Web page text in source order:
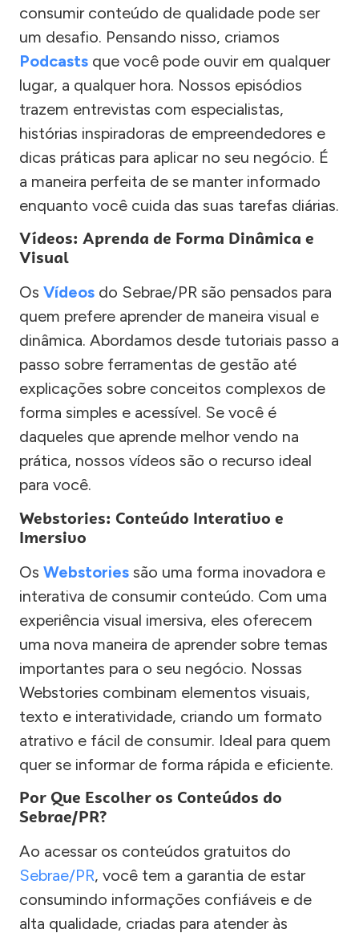
consumir conteúdo de qualidade pode ser
um desafio. Pensando nisso, criamos
Podcasts que você pode ouvir em qualquer
lugar, a qualquer hora. Nossos episódios
trazem entrevistas com especialistas,
histórias inspiradoras de empreendedores e
dicas práticas para aplicar no seu negócio. É
a maneira perfeita de se manter informado
enquanto você cuida das suas tarefas diárias.
Vídeos: Aprenda de Forma Dinâmica e
Visual
Os Vídeos do Sebrae/PR são pensados para
quem prefere aprender de maneira visual e
dinâmica. Abordamos desde tutoriais passo a
passo sobre ferramentas de gestão até
explicações sobre conceitos complexos de
forma simples e acessível. Se você é
daqueles que aprende melhor vendo na
prática, nossos vídeos são o recurso ideal
para você.
Webstories: Conteúdo Interativo e
Imersivo
Os Webstories são uma forma inovadora e
interativa de consumir conteúdo. Com uma
experiência visual imersiva, eles oferecem
uma nova maneira de aprender sobre temas
importantes para o seu negócio. Nossas
Webstories combinam elementos visuais,
texto e interatividade, criando um formato
atrativo e fácil de consumir. Ideal para quem
quer se informar de forma rápida e eficiente.
Por Que Escolher os Conteúdos do
Sebrae/PR?
Ao acessar os conteúdos gratuitos do
Sebrae/PR, você tem a garantia de estar
consumindo informações confiáveis e de
alta qualidade, criadas para atender às